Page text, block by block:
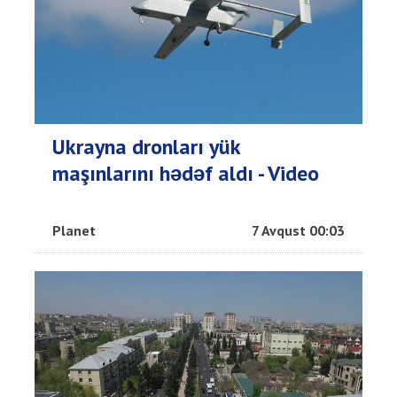
Ukrayna dronları yük
maşınlarını hədəf aldı - Video
Planet 7 Avqust 00:03